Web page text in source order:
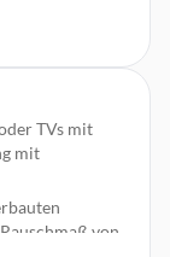
TVs mit
mit
von